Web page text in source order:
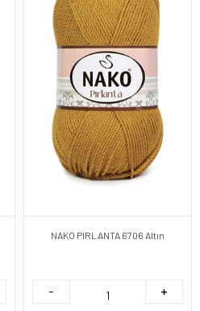
NAKO PIRLANTA 6706 Altın